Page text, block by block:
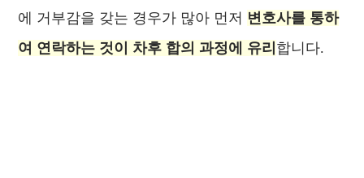
에 거부감을 갖는 경우가 많아 먼저 변호사를 통하
여 연락하는 것이 차후 합의 과정에 유리 합니다.